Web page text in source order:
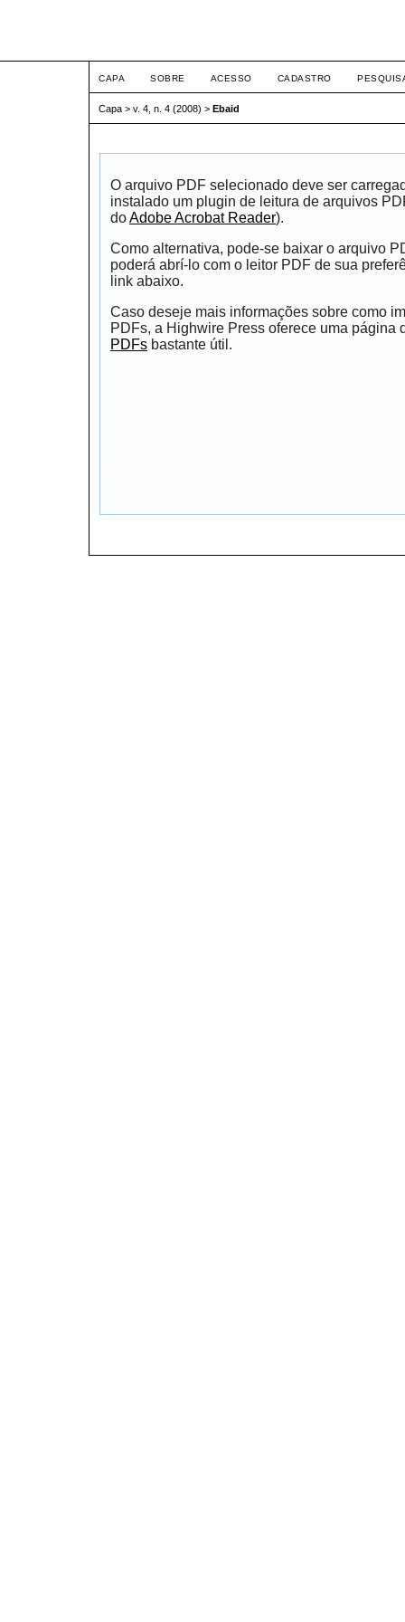
CAPA SOBRE ACESSO CADASTRO
Capa > v. 4, n. 4 (2008) > Ebaid
O arquivo PDF selecionado deve ser
instalado um plugin de leitura de arquivos
doAdobe Acrobat Reader).
Como alternativa, pode-se baixar o arquivo
poderá abrí-lo com o leitor PDF de sua
link abaixo.
Caso deseje mais informações sobre como
PDFs, a Highwire Press oferece uma página
PDFs bastante útil.